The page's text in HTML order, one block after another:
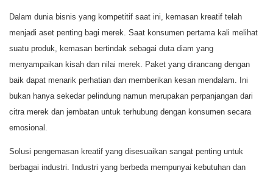
Dalam dunia bisnis yang kompetitif saat ini, kemasan kreatif telah
menjadi aset penting bagi merek. Saat konsumen pertama kali melihat
suatu produk, kemasan bertindak sebagai duta diam yang
menyampaikan kisah dan nilai merek. Paket yang dirancang dengan
baik dapat menarik perhatian dan memberikan kesan mendalam. Ini
bukan hanya sekedar pelindung namun merupakan perpanjangan dari
citra merek dan jembatan untuk terhubung dengan konsumen secara
emosional.
Solusi pengemasan kreatif yang disesuaikan sangat penting untuk
berbagai industri. Industri yang berbeda mempunyai kebutuhan dan